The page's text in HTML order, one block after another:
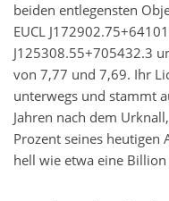
beiden entlegensten
EUCL
J125308.55+705432.3
von 7,77 und 7,69. Ihr
unterwegs und stammt
Jahren nach dem
Prozent seines heutigen
hell wie etwa eine